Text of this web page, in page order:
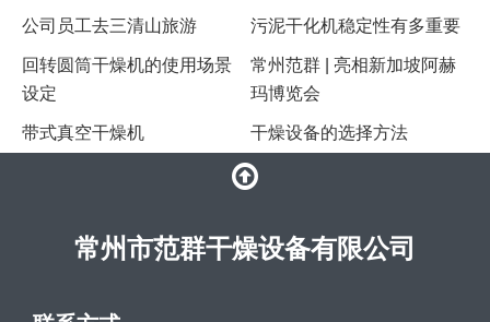
公司员工去三清山旅游 污泥干化机稳定性有多重要
回转圆筒干燥机的使用场景
设定
常州范群 | 亮相新加坡阿赫
玛博览会
带式真空干燥机 干燥设备的选择方法
常州市范群干燥设备有限公司